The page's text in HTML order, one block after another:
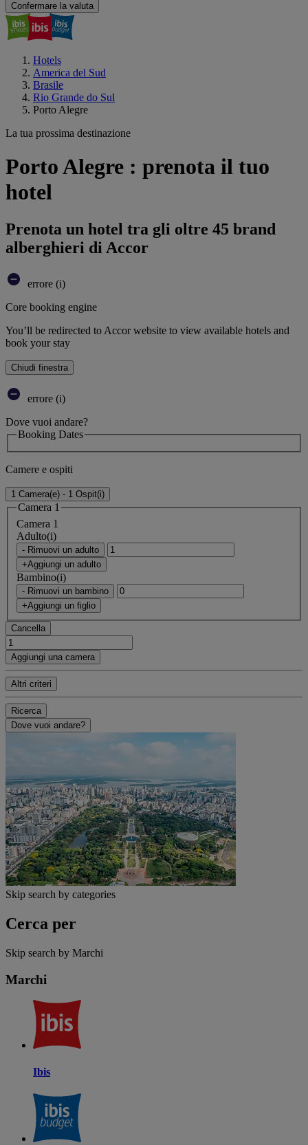
Confermare la valuta
Hotels
America del Sud
Brasile
Rio Grande do Sul
Porto Alegre
La tua prossima destinazione
Porto Alegre : prenota il tuo
hotel
Prenota un hotel tra gli oltre 45 brand
alberghieri di Accor
errore (i)
Core booking engine
You’ll be redirected to Accor website to view available hotels and
book your stay
Chiudi finestra
errore (i)
Dove vuoi andare?
Booking Dates
Camere e ospiti
1 Camera(e) - 1 Ospit(i)
Camera 1
Camera 1
Adulto(i)
- Rimuovi un adulto
+Aggiungi un adulto
Bambino(i)
- Rimuovi un bambino
+Aggiungi un figlio
Cancella
Aggiungi una camera
Altri criteri
Ricerca
Dove vuoi andare?
Skip search by categories
Cerca per
Skip search by Marchi
Marchi
Ibis